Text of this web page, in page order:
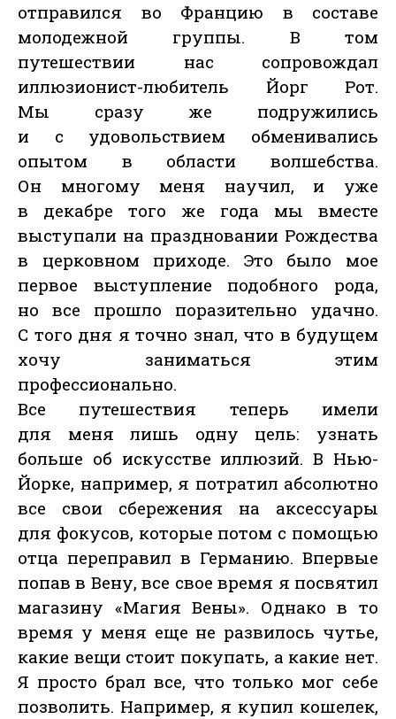
отправился во Францию в составе
молодежной группы. В том
путешествии нас сопровождал
иллюзионист-любитель Йорг Рот.
Мы сразу же подружились
и с удовольствием обменивались
опытом в области волшебства.
Он многому меня научил, и уже
в декабре того же года мы вместе
выступали на праздновании Рождества
в церковном приходе. Это было мое
первое выступление подобного рода,
но все прошло поразительно удачно.
С того дня я точно знал, что в будущем
хочу заниматься этим
профессионально.
Все путешествия теперь имели
для меня лишь одну цель: узнать
больше об искусстве иллюзий. В Нью-
Йорке, например, я потратил абсолютно
все свои сбережения на аксессуары
для фокусов, которые потом с помощью
отца переправил в Германию. Впервые
попав в Вену, все свое время я посвятил
магазину «Магия Вены». Однако в то
время у меня еще не развилось чутье,
какие вещи стоит покупать, а какие нет.
Я просто брал все, что только мог себе
позволить. Например, я купил кошелек,